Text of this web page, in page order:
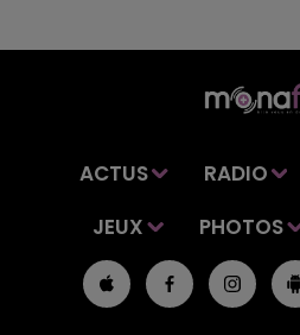
ACTUS RADIO
JEUX
PHOTOS